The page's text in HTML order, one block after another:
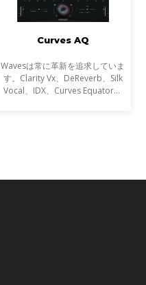
Curves AQ
Wavesは常に革新を追求していま
す。Clarity Vx、DeReverb、Silk
Vocal、IDX、Curves Equator、